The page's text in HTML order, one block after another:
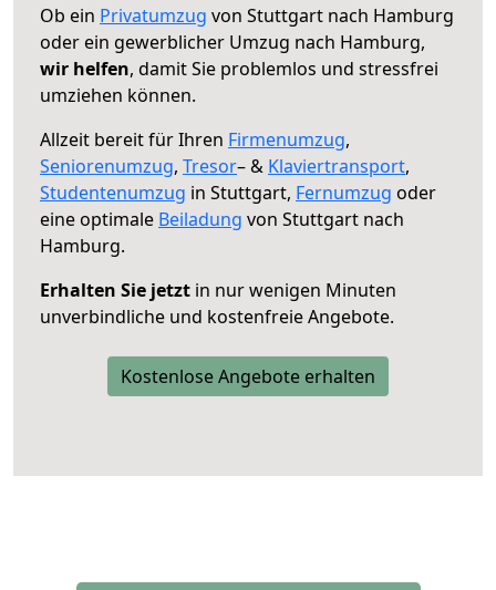
Ob ein Privatumzug von Stuttgart nach Hamburg
oder ein gewerblicher Umzug nach Hamburg,
wir helfen, damit Sie problemlos und stressfrei
umziehen können.
Allzeit bereit für Ihren Firmenumzug,
Seniorenumzug, Tresor– & Klaviertransport,
Studentenumzug in Stuttgart, Fernumzug oder
eine optimale Beiladung von Stuttgart nach
Hamburg.
Erhalten Sie jetzt in nur wenigen Minuten
unverbindliche und kostenfreie Angebote.
Kostenlose Angebote erhalten